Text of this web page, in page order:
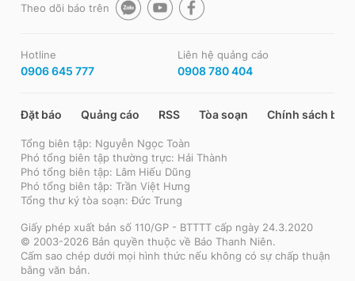
Theo dõi báo trên
Hotline
0906 645 777
Liên hệ quảng cáo
0908 780 404
Đặt báo Quảng cáo RSS Tòa soạn Chính sách bảo
Tổng biên tập: Nguyễn Ngọc Toàn
Phó tổng biên tập thường trực: Hải Thành
Phó tổng biên tập: Lâm Hiếu Dũng
Phó tổng biên tập: Trần Việt Hưng
Tổng thư ký tòa soạn: Đức Trung
Giấy phép xuất bản số 110/GP - BTTTT cấp ngày 24.3.2020
© 2003-2026 Bản quyền thuộc về Báo Thanh Niên.
Cấm sao chép dưới mọi hình thức nếu không có sự chấp thuận
bằng văn bản.